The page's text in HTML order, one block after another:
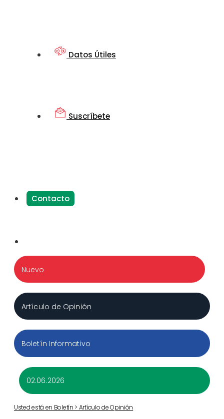
Datos Útiles
Suscríbete
Contacto
Nuevo
Artículo de Opinión
Boletín Informativo
02.06.2026
Usted está en Boletín > Artículo de Opinión